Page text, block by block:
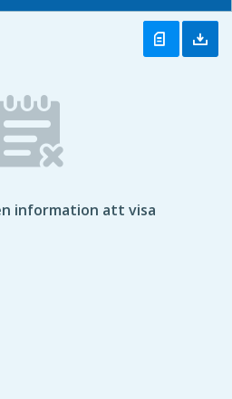
information att visa